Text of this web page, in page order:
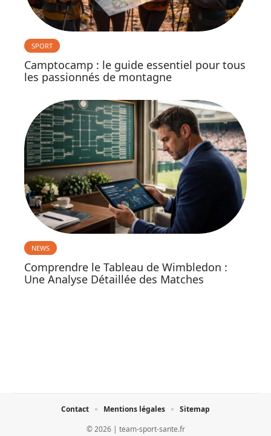
SPORT
Camptocamp : le guide essentiel pour tous
les passionnés de montagne
NEWS
Comprendre le Tableau de Wimbledon :
Une Analyse Détaillée des Matches
© 2026 | team-sport-sante.fr
Contact Mentions légales Sitemap